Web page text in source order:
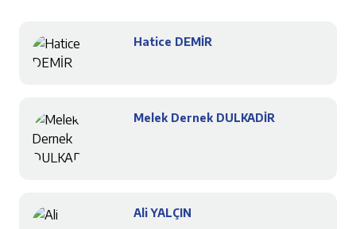
Hatice DEMİR
Melek Dernek DULKADİR
Ali YALÇIN